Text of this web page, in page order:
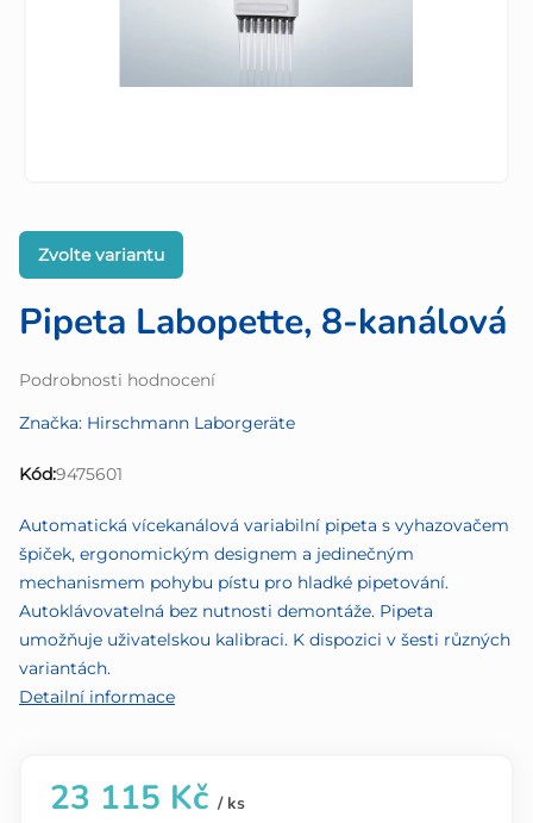
Pipeta Labopette, 8-kanálová
Průměrné
produktu
0,0
hvězdiček.
Podrobnosti hodnocení
Značka: Hirschmann Laborgeräte
Kód:9475601
Zvolte variantu
Automatická vícekanálová variabilní pipeta s vyhazovačem
špiček, ergonomickým designem a jedinečným
mechanismem pohybu pístu pro hladké pipetování.
Autoklávovatelná bez nutnosti demontáže. Pipeta
umožňuje uživatelskou kalibraci. K dispozici v šesti různých
variantách.
Detailní informace
23 115 Kč / ks